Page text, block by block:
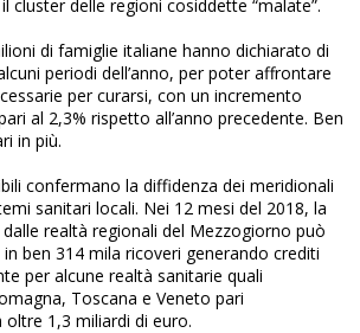
cluster delle regioni cosiddette “malate”.
di famiglie italiane hanno dichiarato di
periodi dell’anno, per poter affrontare
per curarsi, con un incremento
al 2,3% rispetto all’anno precedente. Ben
in più.
confermano la diffidenza dei meridionali
sanitari locali. Nei 12 mesi del 2018, la
realtà regionali del Mezzogiorno può
ben 314 mila ricoveri generando crediti
per alcune realtà sanitarie quali
Toscana e Veneto pari
1,3 miliardi di euro.